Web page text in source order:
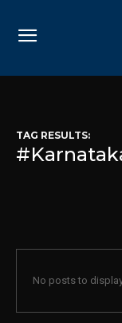
TAG RESULTS:
No posts to